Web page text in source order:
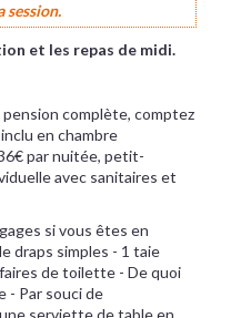
session.
et les repas de midi.
complète, comptez
en chambre
par nuitée, petit-
avec sanitaires et
si vous êtes en
draps simples - 1 taie
de toilette - De quoi
- Par souci de
serviette de table en